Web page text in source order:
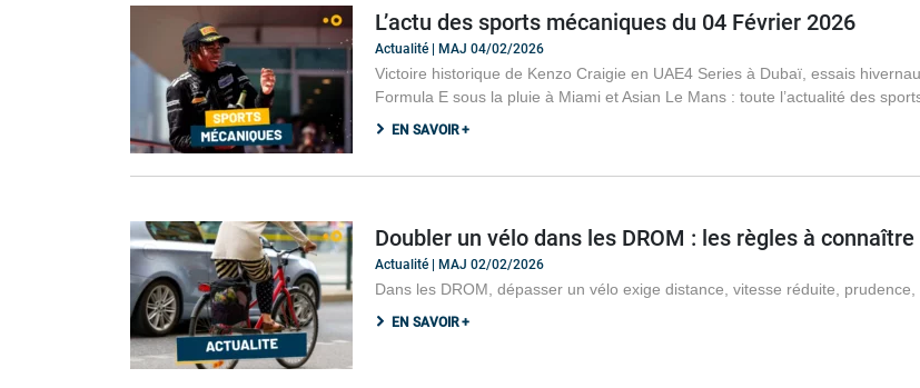
L’actu des sports mécaniques du 04 Février 2026
Actualité | MAJ 04/02/2026
Victoire historique de Kenzo Craigie en UAE4 Series à Dubaï, essais
Formula E sous la pluie à Miami et Asian Le Mans : toute l’actualité des
EN SAVOIR +
Doubler un vélo dans les DROM : les règles à
Actualité | MAJ 02/02/2026
Dans les DROM, dépasser un vélo exige distance, vitesse réduite,
EN SAVOIR +